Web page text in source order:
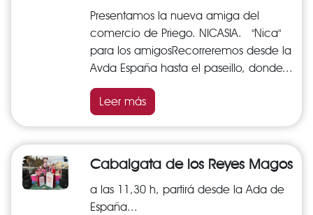
Presentamos la nueva amiga del
comercio de Priego. NICASIA. "Nica"
para los amigosRecorreremos desde la
Avda España hasta el paseillo, donde...
Leer más
Cabalgata de los Reyes Magos
a las 11,30 h, partirá desde la Ada de
España...